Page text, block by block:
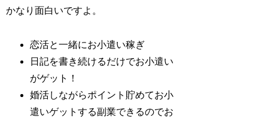
かなり面白いですよ。
恋活と一緒にお小遣い稼ぎ
日記を書き続けるだけでお小遣い
がゲット！
婚活しながらポイント貯めてお小
遣いゲットする副業できるのでお